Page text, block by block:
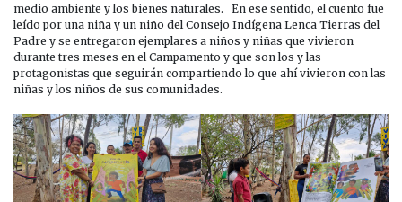
medio ambiente y los bienes naturales. En ese sentido, el cuento fue
leído por una niña y un niño del Consejo Indígena Lenca Tierras del
Padre y se entregaron ejemplares a niños y niñas que vivieron
durante tres meses en el Campamento y que son los y las
protagonistas que seguirán compartiendo lo que ahí vivieron con las
niñas y los niños de sus comunidades.